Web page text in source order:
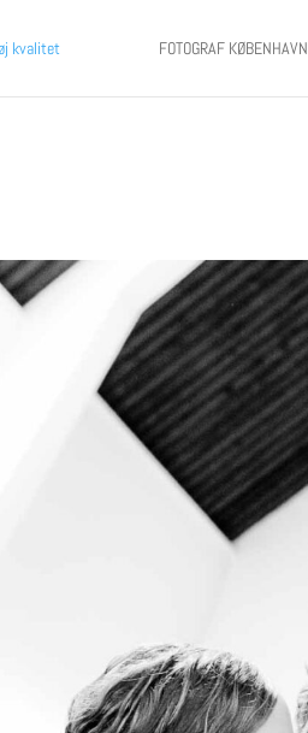
FOTOGRAF KØBENHAVN